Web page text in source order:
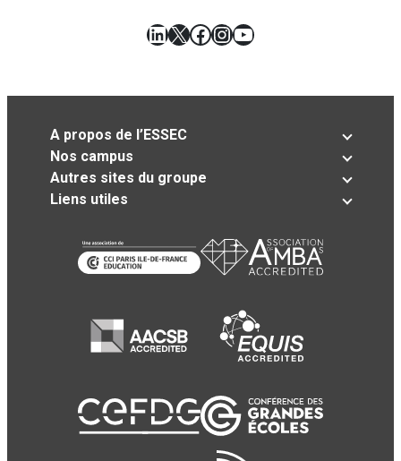
LinkedIn
X Facebook
Instagram
YouTube
A propos de l’ESSEC
Nos campus
Autres sites du groupe
Liens utiles